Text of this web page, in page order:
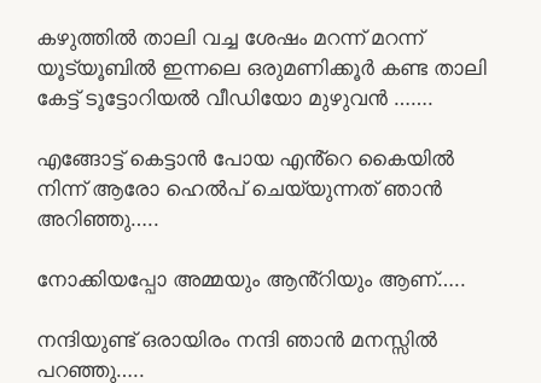
കഴുത്തിൽ താലി വച്ച ശേഷം മറന്ന് മറന്ന്
യൂട്യൂബിൽ ഇന്നലെ ഒരുമണിക്കൂർ കണ്ട താലി
കേട്ട് ടൂട്ടോറിയൽ വീഡിയോ മുഴുവൻ …….
എങ്ങോട്ട് കെട്ടാൻ പോയ എൻ്റെ കൈയിൽ
നിന്ന് ആരോ ഹെൽപ് ചെയ്യുന്നത് ഞാൻ
അറിഞ്ഞു…..
നോക്കിയപ്പോ അമ്മയും ആൻ്റിയും ആണ്…..
നന്ദിയുണ്ട് ഒരായിരം നന്ദി ഞാൻ മനസ്സിൽ
പറഞ്ഞു…..